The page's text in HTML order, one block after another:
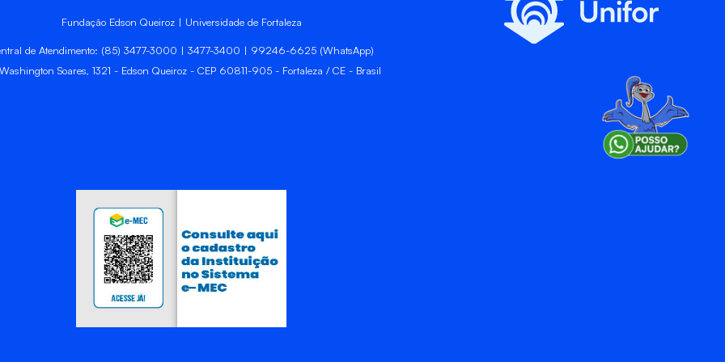
Fundação Edson Queiroz | Universidade de Fortaleza
de Atendimento: (85) 3477-3000 | 3477-3400 | 99246-6625 (WhatsApp)
Soares, 1321 - Edson Queiroz - CEP 60811-905 - Fortaleza / CE - Brasil